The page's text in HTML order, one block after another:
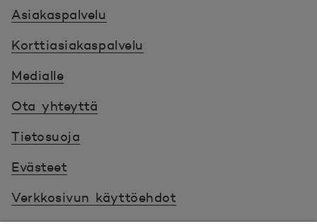
Asiakaspalvelu
Korttiasiakaspalvelu
Medialle
Ota yhteyttä
Tietosuoja
Evästeet
Verkkosivun käyttöehdot